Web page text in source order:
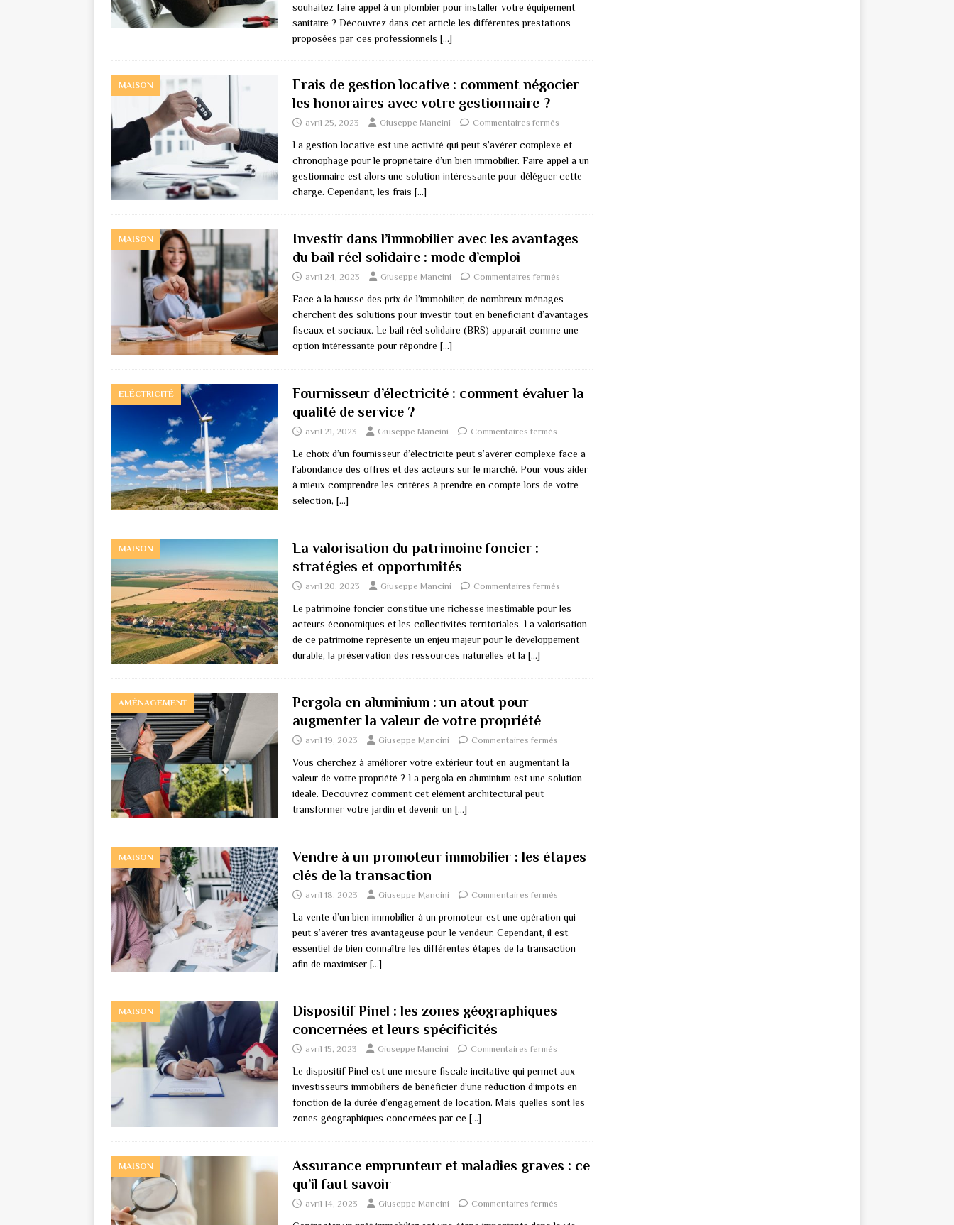
souhaitez faire appel à un plombier pour installer votre équipement
sanitaire ? Découvrez dans cet article les différentes prestations
proposées par ces professionnels […]
MAISON
Frais de gestion locative : comment négocier
les honoraires avec votre gestionnaire ?
avril 25, 2023 Giuseppe Mancini Commentaires fermés
La gestion locative est une activité qui peut s’avérer complexe et
chronophage pour le propriétaire d’un bien immobilier. Faire appel à un
gestionnaire est alors une solution intéressante pour déléguer cette
charge. Cependant, les frais […]
MAISON
Investir dans l’immobilier avec les avantages
du bail réel solidaire : mode d’emploi
avril 24, 2023 Giuseppe Mancini Commentaires fermés
Face à la hausse des prix de l’immobilier, de nombreux ménages
cherchent des solutions pour investir tout en bénéficiant d’avantages
fiscaux et sociaux. Le bail réel solidaire (BRS) apparaît comme une
option intéressante pour répondre […]
ELÉCTRICITÉ
Fournisseur d’électricité : comment évaluer la
qualité de service ?
avril 21, 2023 Giuseppe Mancini Commentaires fermés
Le choix d’un fournisseur d’électricité peut s’avérer complexe face à
l’abondance des offres et des acteurs sur le marché. Pour vous aider
à mieux comprendre les critères à prendre en compte lors de votre
sélection, […]
MAISON
La valorisation du patrimoine foncier :
stratégies et opportunités
avril 20, 2023 Giuseppe Mancini Commentaires fermés
Le patrimoine foncier constitue une richesse inestimable pour les
acteurs économiques et les collectivités territoriales. La valorisation
de ce patrimoine représente un enjeu majeur pour le développement
durable, la préservation des ressources naturelles et la […]
AMÉNAGEMENT
Pergola en aluminium : un atout pour
augmenter la valeur de votre propriété
avril 19, 2023 Giuseppe Mancini Commentaires fermés
Vous cherchez à améliorer votre extérieur tout en augmentant la
valeur de votre propriété ? La pergola en aluminium est une solution
idéale. Découvrez comment cet élément architectural peut
transformer votre jardin et devenir un […]
MAISON
Vendre à un promoteur immobilier : les étapes
clés de la transaction
avril 18, 2023 Giuseppe Mancini Commentaires fermés
La vente d’un bien immobilier à un promoteur est une opération qui
peut s’avérer très avantageuse pour le vendeur. Cependant, il est
essentiel de bien connaître les différentes étapes de la transaction
afin de maximiser […]
MAISON
Dispositif Pinel : les zones géographiques
concernées et leurs spécificités
avril 15, 2023 Giuseppe Mancini Commentaires fermés
Le dispositif Pinel est une mesure fiscale incitative qui permet aux
investisseurs immobiliers de bénéficier d’une réduction d’impôts en
fonction de la durée d’engagement de location. Mais quelles sont les
zones géographiques concernées par ce […]
MAISON
Assurance emprunteur et maladies graves : ce
qu’il faut savoir
avril 14, 2023 Giuseppe Mancini Commentaires fermés